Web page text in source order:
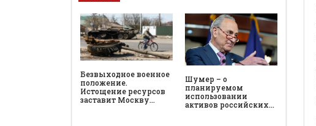
Безвыходное военное
положение.
Истощение ресурсов
заставит Москву…
Шумер – о
планируемом
использовании
активов российских…